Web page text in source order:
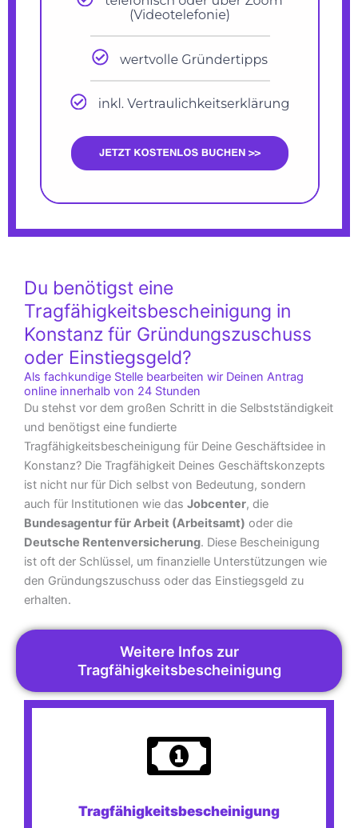
Du benötigst eine
Tragfähigkeitsbescheinigung in
Konstanz für Gründungszuschuss
oder Einstiegsgeld?
Als fachkundige Stelle bearbeiten wir Deinen Antrag
online innerhalb von 24 Stunden
Du stehst vor dem großen Schritt in die Selbstständigkeit
und benötigst eine fundierte
Tragfähigkeitsbescheinigung für Deine Geschäftsidee in
Konstanz? Die Tragfähigkeit Deines Geschäftskonzepts
ist nicht nur für Dich selbst von Bedeutung, sondern
auch für Institutionen wie das Jobcenter, die
Bundesagentur für Arbeit (Arbeitsamt) oder die
Deutsche Rentenversicherung. Diese Bescheinigung
ist oft der Schlüssel, um finanzielle Unterstützungen wie
den Gründungszuschuss oder das Einstiegsgeld zu
erhalten.
Weitere Infos zur
Tragfähigkeitsbescheinigung
Tragfähigkeitsbescheinigung